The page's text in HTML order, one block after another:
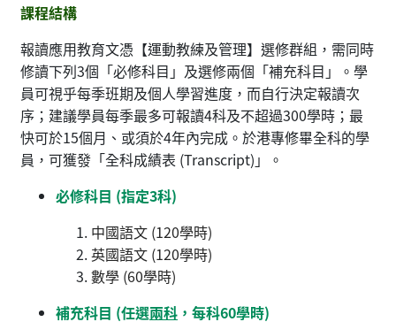
課程結構
報讀應用教育文憑【運動教練及管理】選修群組，需同時
修讀下列3個「必修科目」及選修兩個「補充科目」。學
員可視乎每季班期及個人學習進度，而自行決定報讀次
序；建議學員每季最多可報讀4科及不超過300學時；最
快可於15個月、或須於4年內完成。於港專修畢全科的學
員，可獲發「全科成績表 (Transcript)」。
必修科目 (指定3科)
中國語文 (120學時)
英國語文 (120學時)
數學 (60學時)
補充科目 (任選兩科 ，每科60學時)